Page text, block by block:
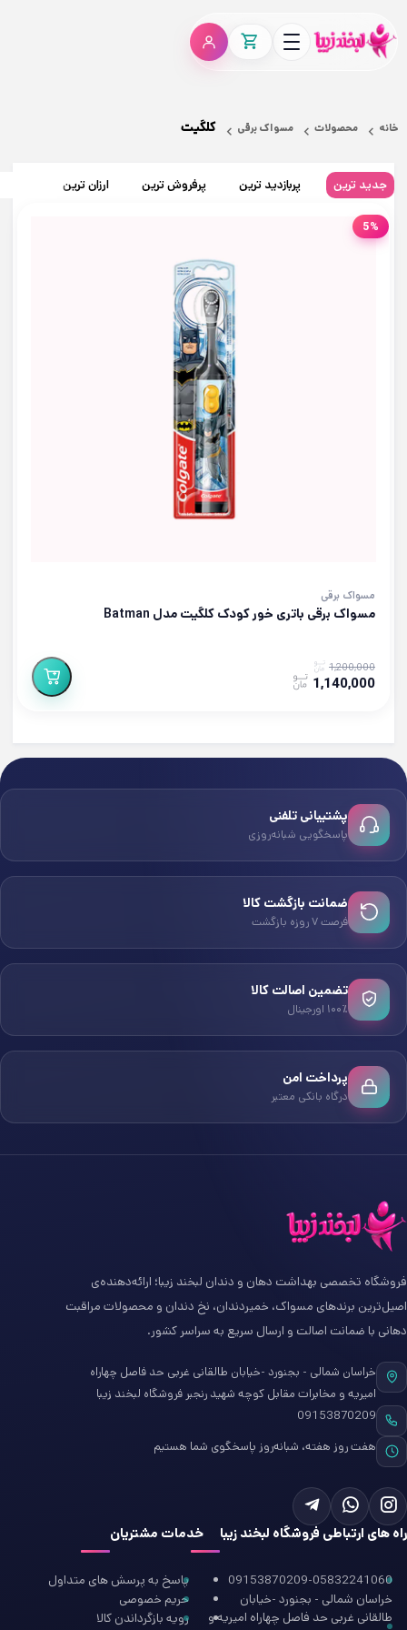
خانه محصولات مسواک برقی کلگیت
جدید ترین پربازدید ترین پرفروش ترین ارزان ترین
5%
مسواک برقی
مسواک برقی باتری خور کودک کلگیت مدل Batman
1,200,000
1,140,000
پشتیبانی تلفنی
پاسخگویی شبانه‌روزی
ضمانت بازگشت کالا
فرصت ۷ روزه بازگشت
تضمین اصالت کالا
۱۰۰٪ اورجینال
پرداخت امن
درگاه بانکی معتبر
فروشگاه تخصصی بهداشت دهان و دندان لبخند زیبا؛ ارائه‌دهنده‌ی
اصیل‌ترین برندهای مسواک، خمیردندان، نخ دندان و محصولات مراقبت
دهانی با ضمانت اصالت و ارسال سریع به سراسر کشور.
خراسان شمالی - بجنورد -خیابان طالقانی غربی حد فاصل چهاراه
امیریه و مخابرات مقابل کوچه شهید رنجبر فروشگاه لبخند زیبا
09153870209
هفت روز هفته، شبانه‌روز پاسخگوی شما هستیم
راه های ارتباطی فروشگاه لبخند زیبا
09153870209-05832241060
خراسان شمالی - بجنورد -خیابان
طالقانی غربی حد فاصل چهاراه امیریه و
خدمات مشتریان
پاسخ به پرسش های متداول
حریم خصوصی
رویه بازگرداندن کالا